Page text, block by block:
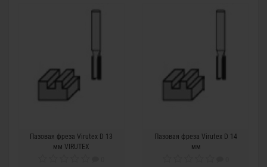
Пазовая фреза Virutex D 13
мм VIRUTEX
Пазовая фреза Virutex D 14
мм